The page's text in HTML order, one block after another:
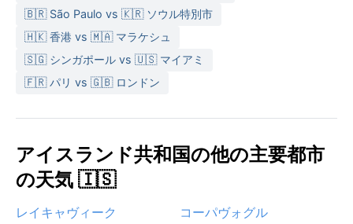
🇧🇷 São Paulo vs 🇰🇷 ソウル特別市
🇭🇰 香港 vs 🇲🇦 マラケシュ
🇸🇬 シンガポール vs 🇺🇸 マイアミ
🇫🇷 パリ vs 🇬🇧 ロンドン
アイスランド共和国の他の主要都市
の天気 🇮🇸
レイキャヴィーク
コーパヴォグル